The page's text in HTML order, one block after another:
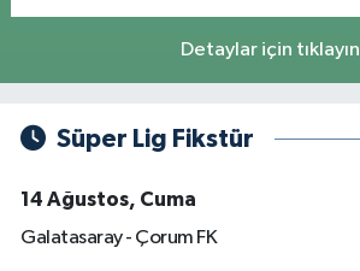
Detaylar için tıklayın
Süper Lig Fikstür
14 Ağustos, Cuma
Galatasaray - Çorum FK